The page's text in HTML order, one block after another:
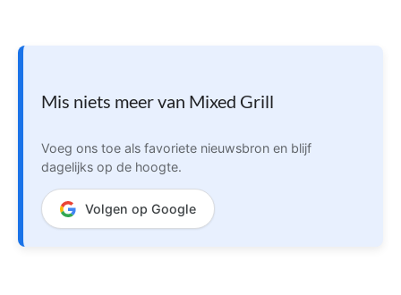
Mis niets meer van Mixed Grill
Voeg ons toe als favoriete nieuwsbron en blijf
dagelijks op de hoogte.
Volgen op Google